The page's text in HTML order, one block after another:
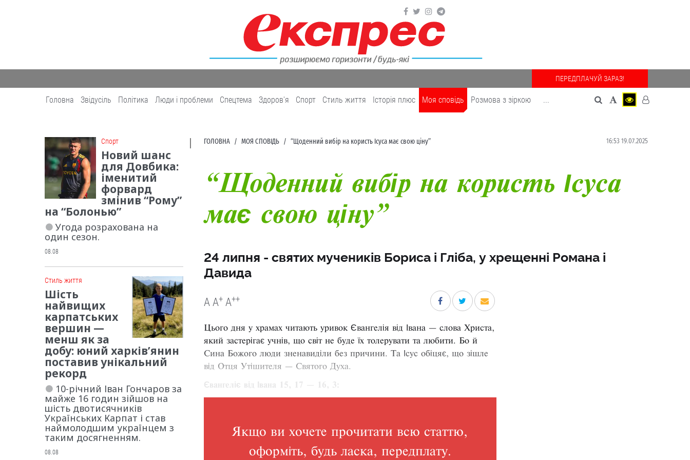
ПЕРЕДПЛАЧУЙ ЗАРАЗ!
Головна Звідусіль Політика Люди і проблеми Спецтема Здоров'я Cпорт Cтиль життя Історія плюс Моя сповідь Розмова з зіркою ...
ГОЛОВНА МОЯ СПОВІДЬ “Щоденний вибір на користь Ісуса має свою ціну” 16:53 19.07.2025
“Щоденний вибір на користь Ісуса
має свою ціну”
24 липня - святих мучеників Бориса і Гліба, у хрещенні Романа і
Давида
A A+ A++
Цього дня у храмах читають уривок Євангелія від Івана — слова Христа,
який застерігає учнів, що світ не буде їх толерувати та любити. Бо й
Сина Божого люди зненавиділи без причини. Та Ісус обіцяє, що зішле
від Отця Утішителя — Святого Духа.
Євангеліє від Івана 15, 17 — 16, 3:
Якщо ви хочете прочитати всю статтю,
оформіть, будь ласка, передплату.
Cпорт
Новий шанс
для Довбика:
іменитий
форвард
змінив “Рому”
на “Болонью”
Угода розрахована на
один сезон.
08.08
Cтиль життя
Шість
найвищих
карпатських
вершин —
менш як за
добу: юний харків’янин
поставив унікальний
рекорд
10-річний Іван Гончаров за
майже 16 годин зійшов на
шість двотисячників
Українських Карпат і став
наймолодшим українцем з
таким досягненням.
08.08